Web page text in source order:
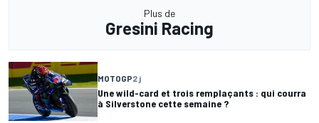
Plus de
Gresini Racing
MOTOGP2 j
Une wild-card et trois remplaçants : qui courra
à Silverstone cette semaine ?